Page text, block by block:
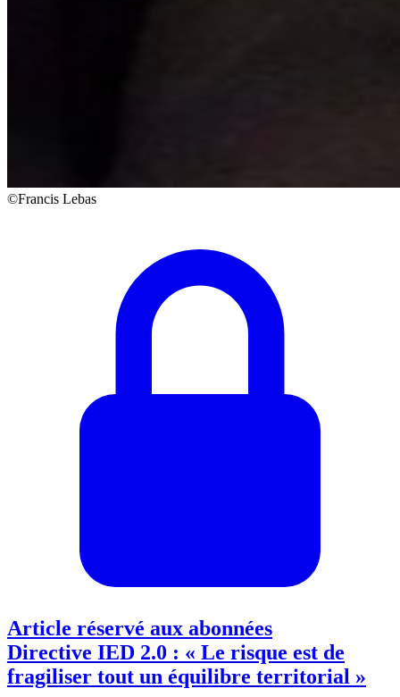
©Francis Lebas
Article réservé aux abonnées
Directive IED 2.0 : « Le risque est de
fragiliser tout un équilibre territorial »